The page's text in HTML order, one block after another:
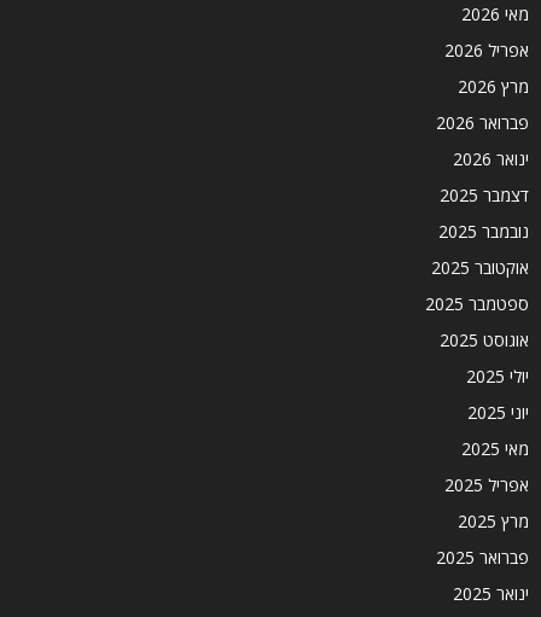
מאי 2026
אפריל 2026
מרץ 2026
פברואר 2026
ינואר 2026
דצמבר 2025
נובמבר 2025
אוקטובר 2025
ספטמבר 2025
אוגוסט 2025
יולי 2025
יוני 2025
מאי 2025
אפריל 2025
מרץ 2025
פברואר 2025
ינואר 2025